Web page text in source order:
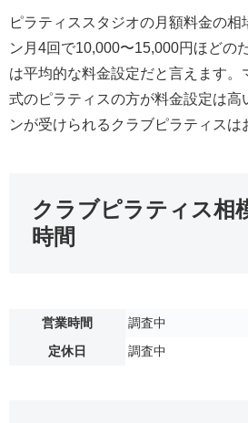
ピラティススタジオの月額料金の相
ン月4回で10,000〜15,000円ほどの
は平均的な料金設定だと言えます。
式のピラティスの方が料金設定は高
ンが受けられるクラブピラティスは
クラブピラティス相
時間
営業時間
調査中
定休日
調査中